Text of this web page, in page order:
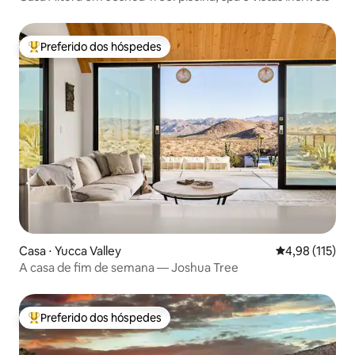
Entre os melhores preferidos dos hóspedes
Preferido dos hóspedes
Casa ⋅ Yucca Valley 4,98 de uma
4,98 (115)
A casa de fim de semana — Joshua Tree
Entre os melhores preferidos dos hóspedes
Preferido dos hóspedes